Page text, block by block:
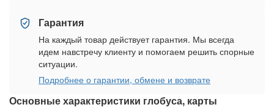
Основные характеристики глобуса, карты
Гарантия
На каждый товар действует гарантия. Мы всегда
идем навстречу клиенту и помогаем решить спорные
ситуации.
Подробнее о гарантии, обмене и возврате